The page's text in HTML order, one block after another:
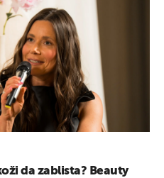
da zablista? Beauty